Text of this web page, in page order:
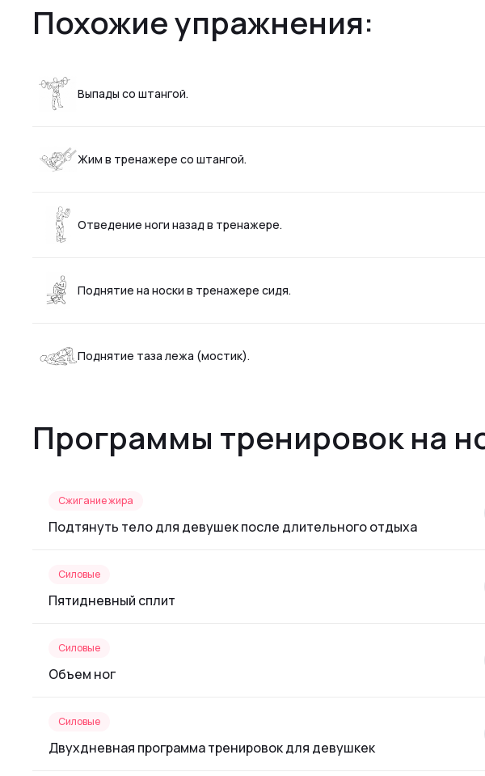
Похожие упражнения:
Выпады со штангой.
Жим в тренажере со штангой.
Отведение ноги назад в тренажере.
Поднятие на носки в тренажере сидя.
Поднятие таза лежа (мостик).
Программы тренировок на
Сжигание жира
Подтянуть тело для девушек после длительного отдыха
Силовые
Пятидневный сплит
Силовые
Объем ног
Силовые
Двухдневная программа тренировок для девушкек